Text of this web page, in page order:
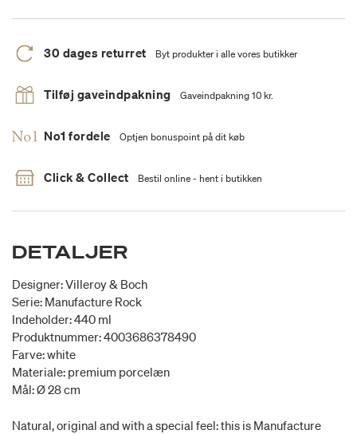
30 dages returret Byt produkter i alle vores butikker
Tilføj gaveindpakning Gaveindpakning 10 kr.
No1 fordele Optjen bonuspoint på dit køb
Click & Collect Bestil online - hent i butikken
DETALJER
Designer: Villeroy & Boch
Serie: Manufacture Rock
Indeholder: 440 ml
Produktnummer: 4003686378490
Farve: white
Materiale: premium porcelæn
Mål: Ø 28 cm
Natural, original and with a special feel: this is Manufacture